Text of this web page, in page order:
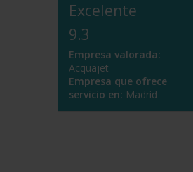
Excelente
9.3
Empresa valorada:
Acquajet
Empresa que ofrece
servicio en: Madrid